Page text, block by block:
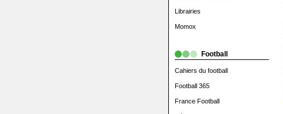
Librairies
Momox
Football
Cahiers du football
Football 365
France Football